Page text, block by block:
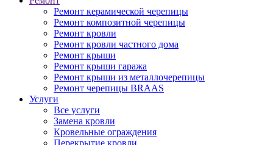
Ремонт керамической черепицы
Ремонт композитной черепицы
Ремонт кровли
Ремонт кровли частного дома
Ремонт крыши
Ремонт крыши гаража
Ремонт крыши из металлочерепицы
Ремонт черепицы BRAAS
Услуги
Все услуги
Замена кровли
Кровельные ограждения
Перекрытие кровли